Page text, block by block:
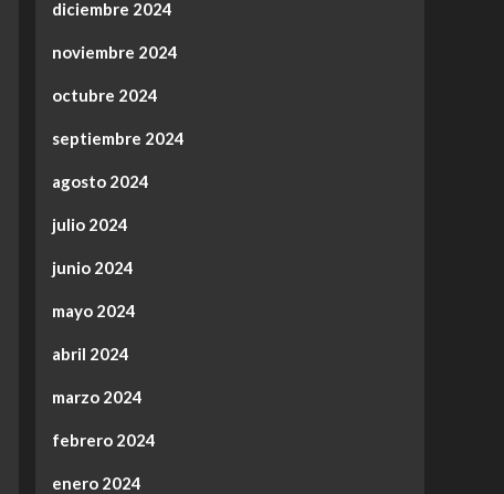
diciembre 2024
noviembre 2024
octubre 2024
septiembre 2024
agosto 2024
julio 2024
junio 2024
mayo 2024
abril 2024
marzo 2024
febrero 2024
enero 2024